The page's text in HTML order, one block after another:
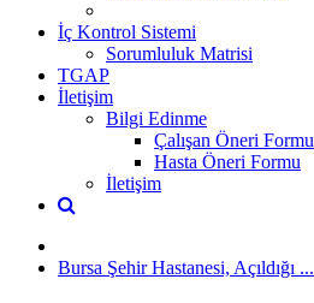
İç Kontrol Sistemi
Sorumluluk Matrisi
TGAP
İletişim
Bilgi Edinme
Çalışan Öneri Formu
Hasta Öneri Formu
İletişim
Bursa Şehir Hastanesi, Açıldığı ...